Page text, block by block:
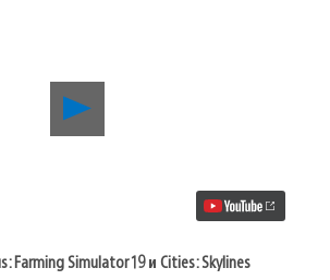
Воспроизвести
Май
19
Farming Simulator 19 и Cities: Skylines